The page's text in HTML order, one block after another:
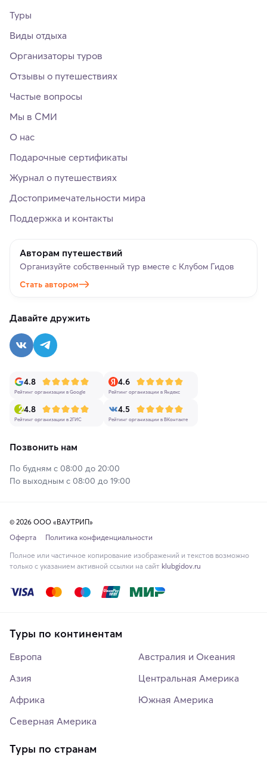
Туры
Виды отдыха
Организаторы туров
Отзывы о путешествиях
Частые вопросы
Мы в СМИ
О нас
Подарочные сертификаты
Журнал о путешествиях
Достопримечательности мира
Поддержка и контакты
Авторам путешествий
Организуйте собственный тур вместе с Клубом Гидов
Стать автором
Давайте дружить
4.8
Рейтинг организации в Google
4.6
Рейтинг организации в Яндекс
4.8
Рейтинг организации в 2ГИС
4.5
Рейтинг организации в ВКонтакте
Позвонить нам
По будням с 08:00 до 20:00
По выходным с 08:00 до 19:00
© 2026 ООО «ВАУТРИП»
Оферта
Политика конфиденциальности
Полное или частичное копирование изображений и текстов возможно
только с указанием активной ссылки на сайт klubgidov.ru
Туры по континентам
Европа
Азия
Африка
Северная Америка
Австралия и Океания
Центральная Америка
Южная Америка
Туры по странам